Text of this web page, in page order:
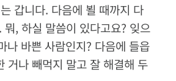
갑니다. 다음에 뵐 때까지 다
뭐, 하실 말씀이 있다고요? 잊으
나 바쁜 사람인지? 다음에 들읍
거나 빼먹지 말고 잘 해결해 두